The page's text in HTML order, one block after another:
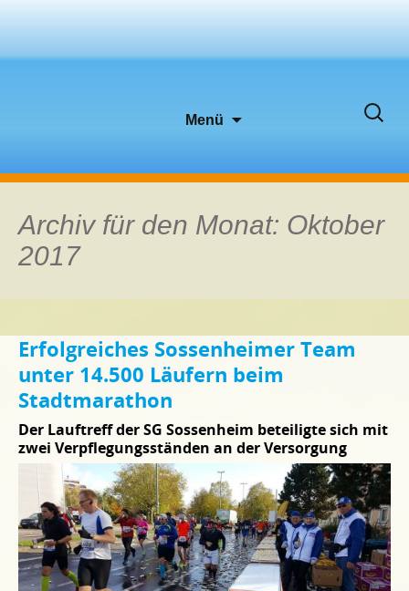
Menü
Suchen
Archiv für den Monat: Oktober
2017
Erfolgreiches Sossenheimer Team
unter 14.500 Läufern beim
Stadtmarathon
Der Lauftreff der SG Sossenheim beteiligte sich mit
zwei Verpflegungsständen an der Versorgung